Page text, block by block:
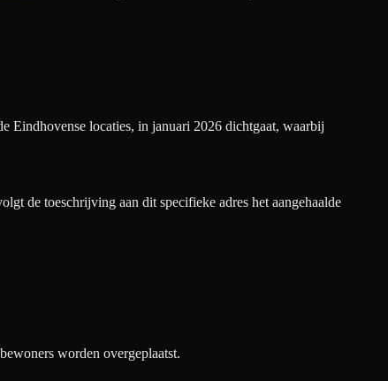
Eindhovense locaties, in januari 2026 dichtgaat, waarbij
de toeschrijving aan dit specifieke adres het aangehaalde
worden overgeplaatst.